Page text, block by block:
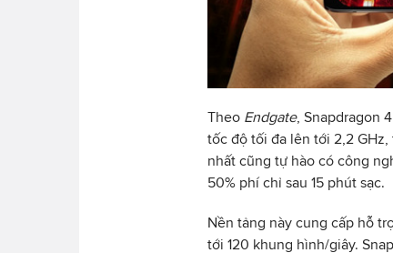
Theo Endgate, Snapdragon
tốc độ tối đa lên tới 2,2
nhất cũng tự hào có công
50% phí chỉ sau 15 phút sạc.
Nền tảng này cung cấp hỗ
tới 120 khung hình/giây.